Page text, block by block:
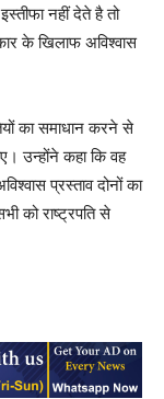
नहीं देते है तो
के खिलाफ अविश्‍वास
का समाधान करने से
उन्होंने कहा कि वह
प्रस्ताव दोनों का
को राष्ट्रपति से